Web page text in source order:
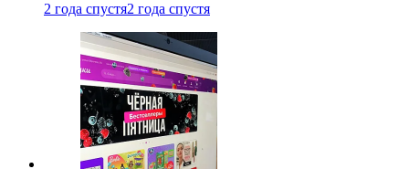
2 года спустя2 года спустя